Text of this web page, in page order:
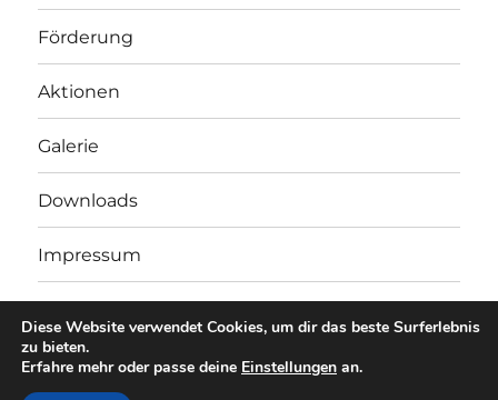
Förderung
Aktionen
Galerie
Downloads
Impressum
Verein der Freunde und Förderer der Musikschule der Stadt
Diese Website verwendet Cookies, um dir das beste Surferlebnis
zu bieten.
Erfahre mehr oder passe deine Einstellungen an.